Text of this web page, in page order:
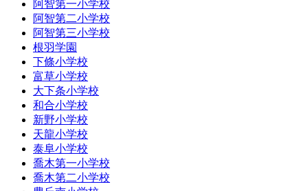
阿智第一小学校
阿智第二小学校
阿智第三小学校
根羽学園
下條小学校
富草小学校
大下条小学校
和合小学校
新野小学校
天龍小学校
泰阜小学校
喬木第一小学校
喬木第二小学校